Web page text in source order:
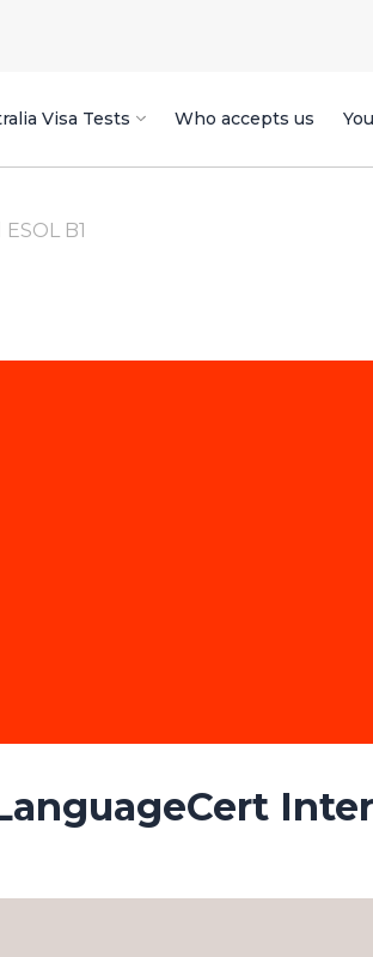
Visa Tests Who accepts us
B1